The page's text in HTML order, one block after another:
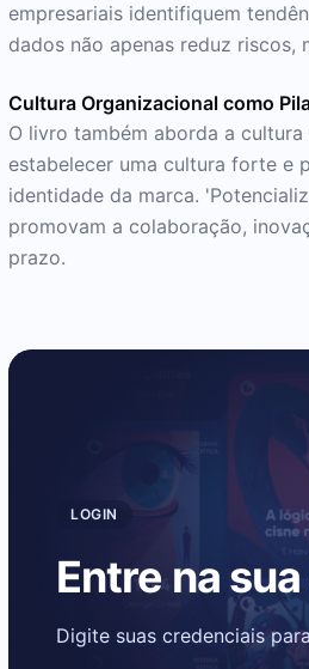
empresariais identifiquem
dados não apenas reduz
Cultura Organizacional como
O livro também aborda a
estabelecer uma cultura forte e
identidade da marca.
promovam a colaboração,
prazo.
LOGIN
Entre na
Digite suas credenciais